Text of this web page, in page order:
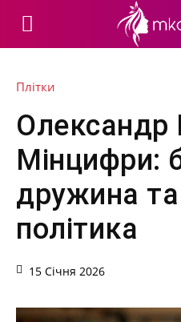
Плітки
Олександр
Мінцифри:
дружина
політика
15 Січня 2026